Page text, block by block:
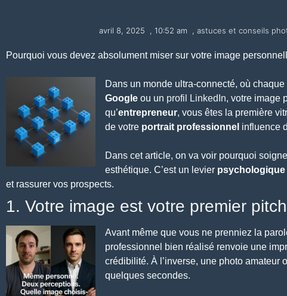
avril 8, 2025 , 10:52 am , astuces et conseils
Pourquoi vous devez absolument miser sur votre image
Dans un monde ultra-connecté, où
Google ou un profil LinkedIn, votre image
qu’entrepreneur, vous êtes la première
de votre portrait professionnel influence
Dans cet article, on va voir pourquoi
esthétique. C’est un levier psychologique
et rassurer vos prospects.
1. Votre image est votre premier pitch
Avant même que vous ne prenniez la
professionnel bien réalisé renvoie une
crédibilité. À l’inverse, une photo
quelques secondes.